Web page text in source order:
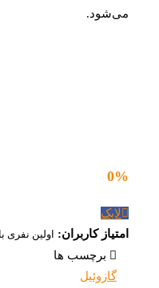
می‌شود.
0%
لایک
امتیاز کاربران: اولین نفری
برچسب ها
گازوئیل